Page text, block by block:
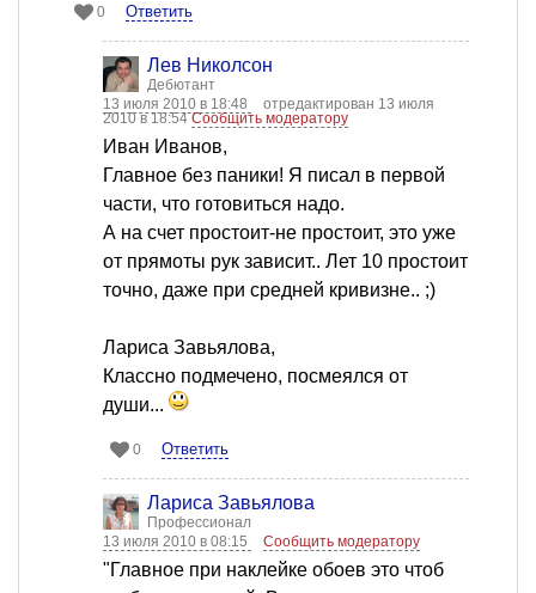
0 Ответить
Лев Николсон
Дебютант
13 июля 2010 в 18:48
отредактирован 13 июля
2010 в 18:54Сообщить модератору
Иван Иванов,
Главное без паники! Я писал в первой
части, что готовиться надо.
А на счет простоит-не простоит, это уже
от прямоты рук зависит.. Лет 10 простоит
точно, даже при средней кривизне.. ;)
Лариса Завьялова,
Классно подмечено, посмеялся от
души...
0 Ответить
Лариса Завьялова
Профессионал
13 июля 2010 в 08:15
Сообщить модератору
"Главное при наклейке обоев это чтоб